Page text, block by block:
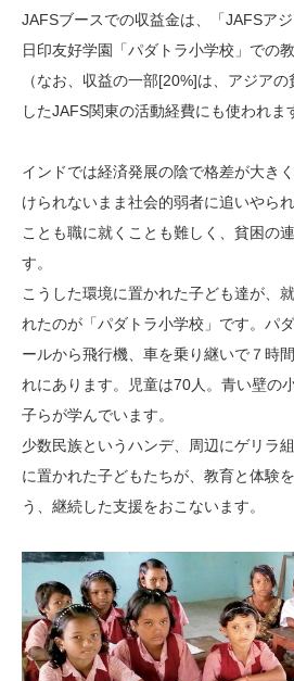
JAFSブースでの収益金は、「JAFSア
日印友好学園「パダトラ小学校」での
（なお、収益の一部[20%]は、アジア
したJAFS関東の活動経費にも使われま
インドでは経済発展の陰で格差が大き
けられないまま社会的弱者に追いやら
ことも職に就くことも難しく、貧困の
す。
こうした環境に置かれた子ども達が、
れたのが「パダトラ小学校」です。パ
ールから飛行機、車を乗り継いで７時
れにあります。児童は70人。青い壁の
子らが学んでいます。
少数民族というハンデ、周辺にゲリラ
に置かれた子どもたちが、教育と体験
う、継続した支援をおこないます。